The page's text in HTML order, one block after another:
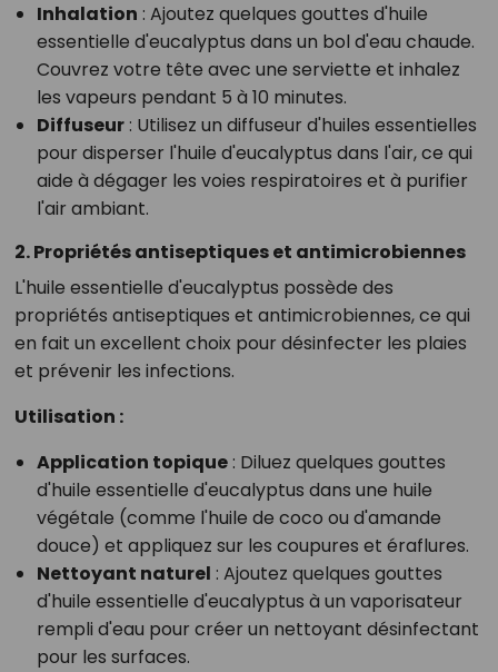
Inhalation : Ajoutez quelques gouttes d'huile
essentielle d'eucalyptus dans un bol d'eau chaude.
Couvrez votre tête avec une serviette et inhalez
les vapeurs pendant 5 à 10 minutes.
Diffuseur: Utilisez un diffuseur d'huiles essentielles
pour disperser l'huile d'eucalyptus dans l'air, ce qui
aide à dégager les voies respiratoires et à purifier
l'air ambiant.
2. Propriétés antiseptiques et antimicrobiennes
L'huile essentielle d'eucalyptus possède des
propriétés antiseptiques et antimicrobiennes, ce qui
en fait un excellent choix pour désinfecter les plaies
et prévenir les infections.
Utilisation :
Application topique: Diluez quelques gouttes
d'huile essentielle d'eucalyptus dans une huile
végétale (comme l'huile de coco ou d'amande
douce) et appliquez sur les coupures et éraflures.
Nettoyant naturel : Ajoutez quelques gouttes
d'huile essentielle d'eucalyptus à un vaporisateur
rempli d'eau pour créer un nettoyant désinfectant
pour les surfaces.